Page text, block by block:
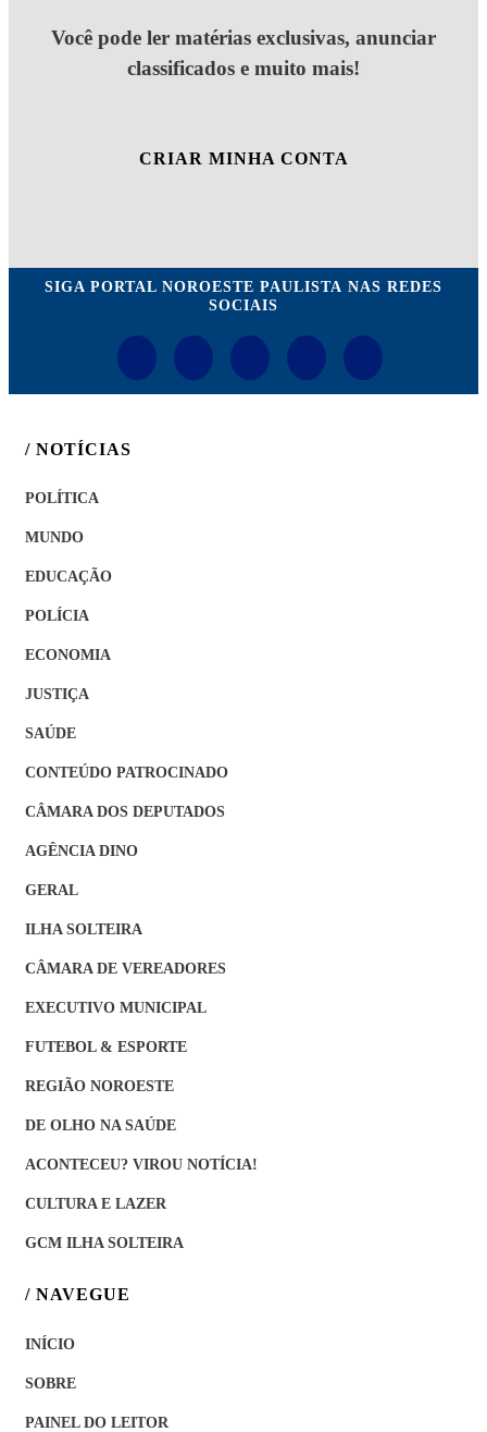
Você pode ler matérias exclusivas, anunciar
classificados e muito mais!
CRIAR MINHA CONTA
SIGA PORTAL NOROESTE PAULISTA NAS REDES
SOCIAIS
/ NOTÍCIAS
POLÍTICA
MUNDO
EDUCAÇÃO
POLÍCIA
ECONOMIA
JUSTIÇA
SAÚDE
CONTEÚDO PATROCINADO
CÂMARA DOS DEPUTADOS
AGÊNCIA DINO
GERAL
ILHA SOLTEIRA
CÂMARA DE VEREADORES
EXECUTIVO MUNICIPAL
FUTEBOL & ESPORTE
REGIÃO NOROESTE
DE OLHO NA SAÚDE
ACONTECEU? VIROU NOTÍCIA!
CULTURA E LAZER
GCM ILHA SOLTEIRA
/ NAVEGUE
INÍCIO
SOBRE
PAINEL DO LEITOR